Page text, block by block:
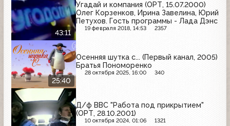
43:11
Угадай и компания (ОРТ, 15.07.2000)
Олег Корзенков, Ирина Завелина, Юрий
Петухов. Гость программы - Лада Дэнс
19 февраля 2018, 14:53 2357
25:40
Осенняя шутка с... (Первый канал, 2005)
Братья Пономоренко
28 октября 2025, 16:00 340
Д/ф BBC "Работа под прикрытием"
(ОРТ, 28.10.2001)
10 октября 2024, 01:06 1321